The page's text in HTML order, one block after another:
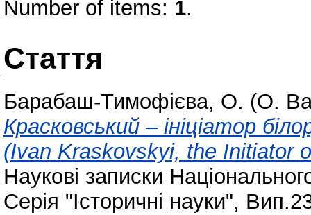
Number of items: 1.
Стаття
Барабаш-Тимофієва, О. (О.
Красковський – ініціатор
(Ivan Kraskovskyi, the Initiator
Наукові записки
Серія "Історичні науки",